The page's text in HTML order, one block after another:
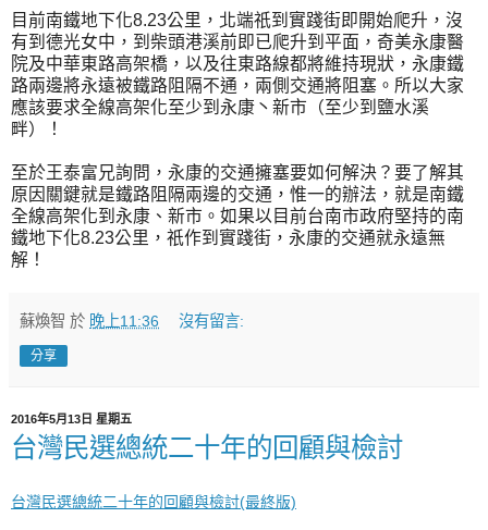
目前南鐵地下化8.23公里，北端祇到實踐街即開始爬升，沒
有到德光女中，到柴頭港溪前即已爬升到平面，奇美永康醫
院及中華東路高架橋，以及往東路線都將維持現狀，永康鐵
路兩邊將永遠被鐵路阻隔不通，兩側交通將阻塞。所以大家
應該要求全線高架化至少到永康丶新市（至少到鹽水溪
畔）！
至於王泰富兄詢問，永康的交通擁塞要如何解決？要了解其
原因關鍵就是鐵路阻隔兩邊的交通，惟一的辦法，就是南鐵
全線高架化到永康、新市。如果以目前台南市政府堅持的南
鐵地下化8.23公里，祇作到實踐街，永康的交通就永遠無
解！
蘇煥智 於 晚上11:36 沒有留言:
分享
2016年5月13日 星期五
台灣民選總統二十年的回顧與檢討
台灣民選總統二十年的回顧與檢討(最終版)